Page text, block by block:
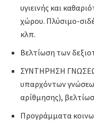
υγιεινής και
χώρου. Πλύσιμο-
κλπ.
Βελτίωση των
ΣΥΝΤΗΡΗΣΗ
υπαρχόντων
αρίθμησης),
Προγράμματα